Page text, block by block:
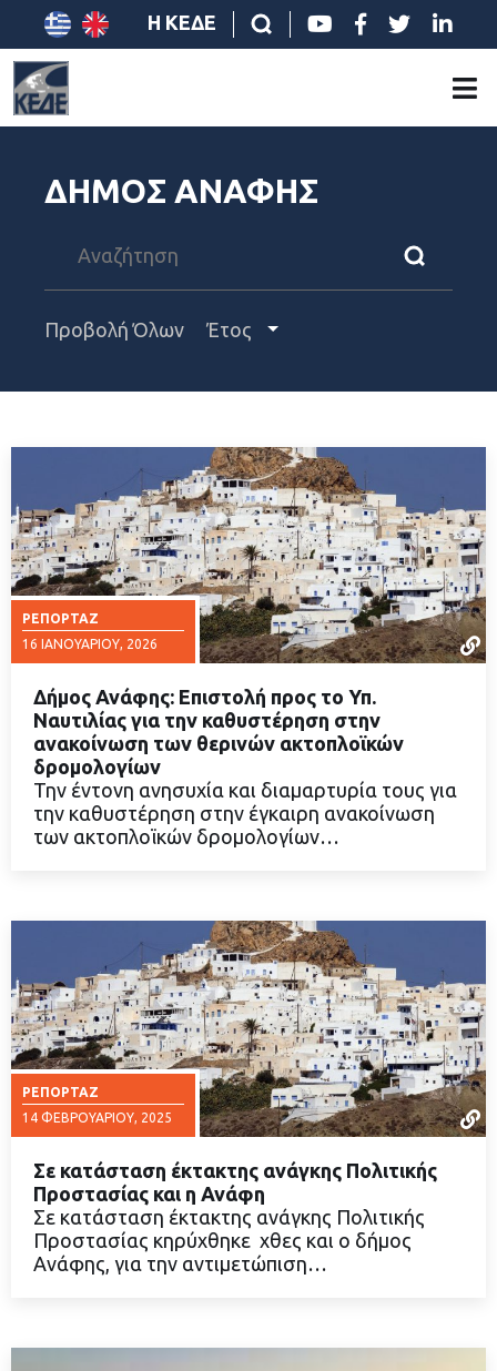
Η ΚΕΔΕ
ΔΗΜΟΣ ΑΝΑΦΗΣ
Προβολή Όλων Έτος
ΡΕΠΟΡΤΆΖ
16 ΙΑΝΟΥΑΡΊΟΥ, 2026
ΔΙΑΒΑΣΤΕ ΠΕΡΙΣΣΟΤΕΡΑ
Δήμος Ανάφης: Επιστολή προς το Υπ.
Ναυτιλίας για την καθυστέρηση στην
ανακοίνωση των θερινών ακτοπλοϊκών
δρομολογίων
Την έντονη ανησυχία και διαμαρτυρία τους για
την καθυστέρηση στην έγκαιρη ανακοίνωση
των ακτοπλοϊκών δρομολογίων…
ΡΕΠΟΡΤΆΖ
14 ΦΕΒΡΟΥΑΡΊΟΥ, 2025
ΔΙΑΒΑΣΤΕ ΠΕΡΙΣΣΟΤΕΡΑ
Σε κατάσταση έκτακτης ανάγκης Πολιτικής
Προστασίας και η Ανάφη
Σε κατάσταση έκτακτης ανάγκης Πολιτικής
Προστασίας κηρύχθηκε χθες και ο δήμος
Ανάφης, για την αντιμετώπιση…